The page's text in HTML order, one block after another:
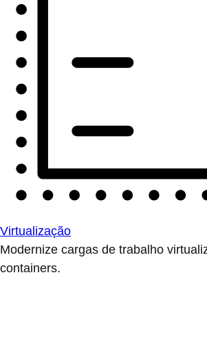
Virtualização
Modernize cargas de trabalho
containers.